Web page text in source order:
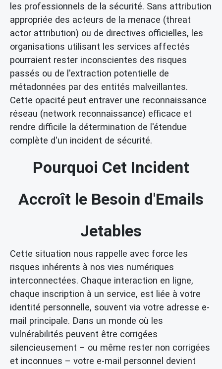
les professionnels de la sécurité. Sans attribution
appropriée des acteurs de la menace (threat
actor attribution) ou de directives officielles, les
organisations utilisant les services affectés
pourraient rester inconscientes des risques
passés ou de l'extraction potentielle de
métadonnées par des entités malveillantes.
Cette opacité peut entraver une reconnaissance
réseau (network reconnaissance) efficace et
rendre difficile la détermination de l'étendue
complète d'un incident de sécurité.
Pourquoi Cet Incident
Accroît le Besoin d'Emails
Jetables
Cette situation nous rappelle avec force les
risques inhérents à nos vies numériques
interconnectées. Chaque interaction en ligne,
chaque inscription à un service, est liée à votre
identité personnelle, souvent via votre adresse e-
mail principale. Dans un monde où les
vulnérabilités peuvent être corrigées
silencieusement – ou même rester non corrigées
et inconnues – votre e-mail personnel devient